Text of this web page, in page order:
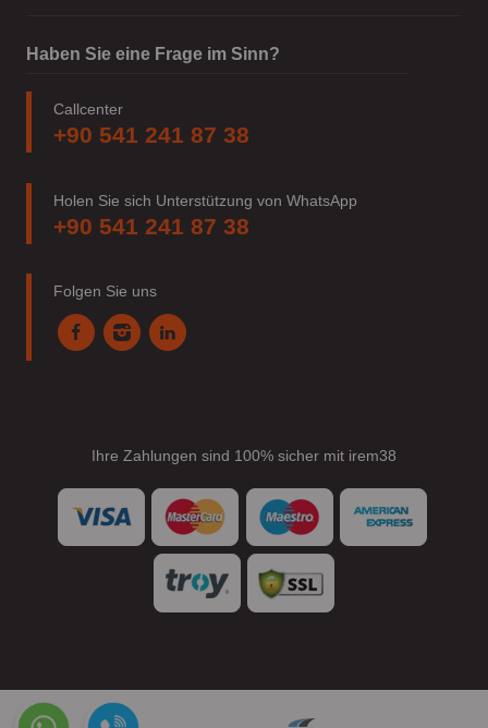
Haben Sie eine Frage im Sinn?
Callcenter
+90 541 241 87 38
Holen Sie sich Unterstützung von WhatsApp
+90 541 241 87 38
Folgen Sie uns
Ihre Zahlungen sind 100% sicher mit irem38